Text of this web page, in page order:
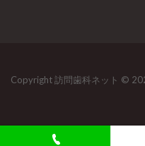
Copyright 訪問歯科ネット ©